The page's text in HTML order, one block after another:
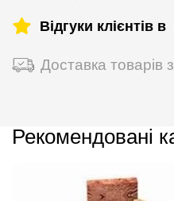
Відгуки клієнтів в
Доставка товарів
Рекомендовані